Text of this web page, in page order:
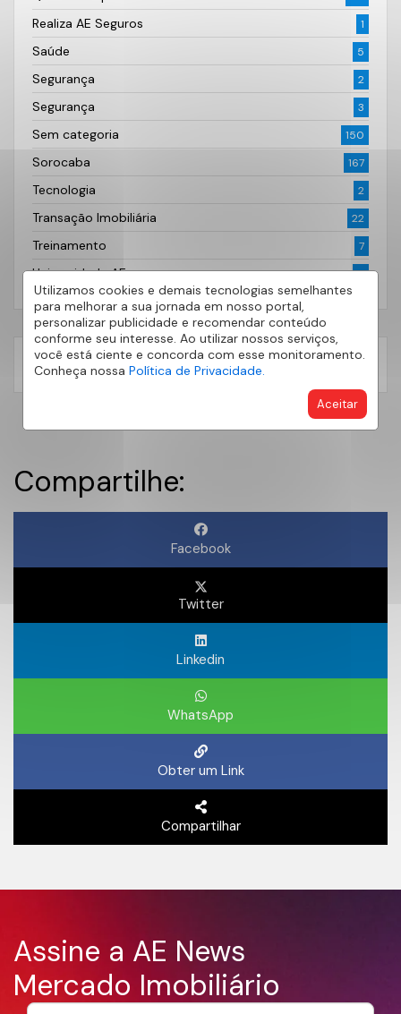
Utilizamos cookies e demais tecnologias semelhantes
para melhorar a sua jornada em nosso portal,
personalizar publicidade e recomendar conteúdo
conforme seu interesse. Ao utilizar nossos serviços,
você está ciente e concorda com esse monitoramento.
Conheça nossa Política de Privacidade.
Aceitar
Realiza AE Seguros 1
Saúde 5
Segurança 2
Segurança 3
Sem categoria 150
Sorocaba 167
Tecnologia 2
Transação Imobiliária 22
Treinamento 7
Universidade AE 5
Compartilhe:
Facebook
Twitter
Linkedin
WhatsApp
Obter um Link
Compartilhar
Assine a AE News
Mercado Imobiliário